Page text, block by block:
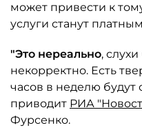
может привести к
услуги станут
"Это нереально,
некорректно. Есть
часов в неделю будут
приводит РИА
Фурсенко.